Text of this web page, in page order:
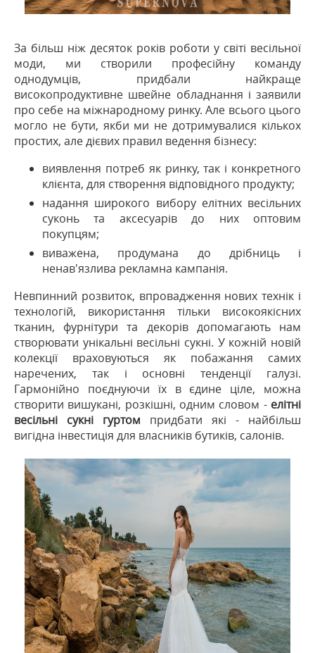
За більш ніж десяток років роботи у світі весільної
моди, ми створили професійну команду
однодумців, придбали найкраще
високопродуктивне швейне обладнання і заявили
про себе на міжнародному ринку. Але всього цього
могло не бути, якби ми не дотримувалися кількох
простих, але дієвих правил ведення бізнесу:
виявлення потреб як ринку, так і конкретного
клієнта, для створення відповідного продукту;
надання широкого вибору елітних весільних
суконь та аксесуарів до них оптовим
покупцям;
виважена, продумана до дрібниць і
ненав'язлива рекламна кампанія.
Невпинний розвиток, впровадження нових технік і
технологій, використання тільки високоякісних
тканин, фурнітури та декорів допомагають нам
створювати унікальні весільні сукні. У кожній новій
колекції враховуються як побажання самих
наречених, так і основні тенденції галузі.
Гармонійно поєднуючи їх в єдине ціле, можна
створити вишукані, розкішні, одним словом - елітні
весільні сукні гуртом придбати які - найбільш
вигідна інвестиція для власників бутиків, салонів.